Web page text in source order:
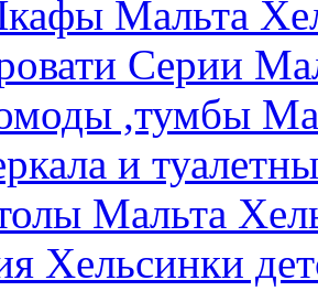
Мальта
Серии
,тумбы
и
Мальта
Хельсинки